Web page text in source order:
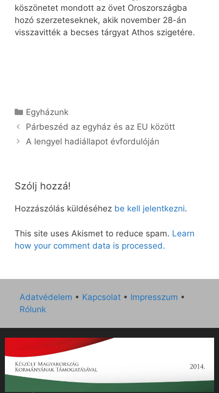
köszönetet mondott az övet Oroszországba
hozó szerzeteseknek, akik november 28-án
visszavitték a becses tárgyat Athos szigetére.
Kategória
Egyházunk
Párbeszéd az egyház és az EU között
A lengyel hadiállapot évfordulóján
Szólj hozzá!
Hozzászólás küldéséhez be kell jelentkezni.
This site uses Akismet to reduce spam. Learn
how your comment data is processed.
Adatvédelem • Kapcsolat • Impresszum •
Rólunk